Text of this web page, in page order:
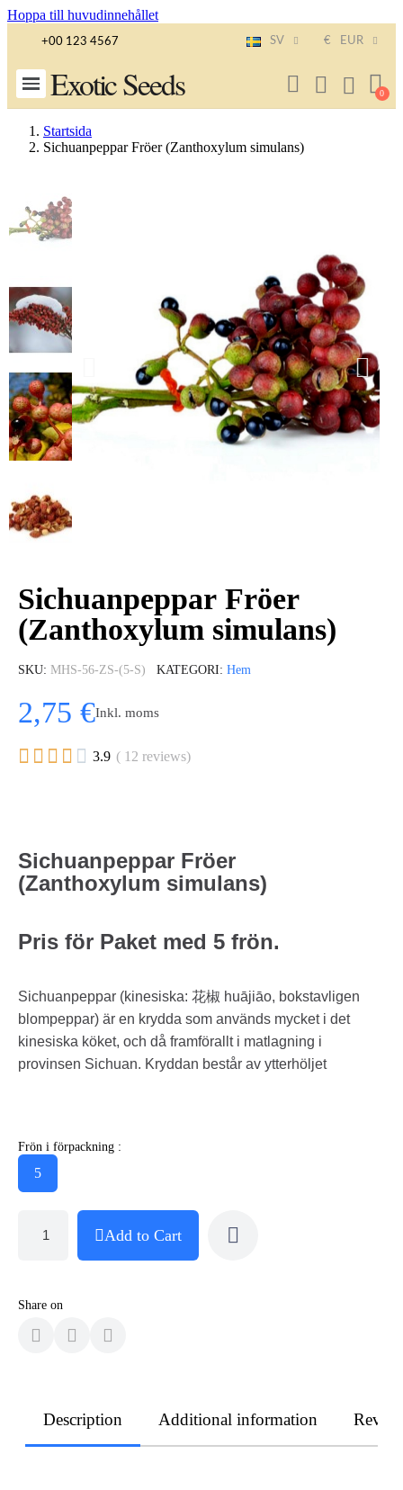
Hoppa till huvudinnehållet
+00 123 4567 SV € EUR
Exotic Seeds
Startsida
Sichuanpeppar Fröer (Zanthoxylum simulans)
Sichuanpeppar Fröer
(Zanthoxylum simulans)
SKU MHS-56-ZS-(5-S) KATEGORI Hem
2,75 €Inkl. moms
     3.9 ( 12 reviews)
Sichuanpeppar Fröer
(Zanthoxylum simulans)
Pris för Paket med 5 frön.
Sichuanpeppar (kinesiska: 花椒 huājiāo, bokstavligen
blompeppar) är en krydda som används mycket i det
kinesiska köket, och då framförallt i matlagning i
provinsen Sichuan. Kryddan består av ytterhöljet
Frön i förpackning :
5
Add to Cart
Share on
Description Additional information